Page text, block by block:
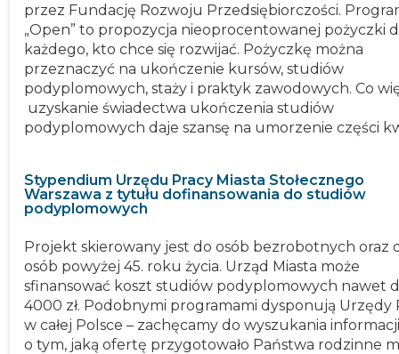
przez Fundację Rozwoju Przedsiębiorczości.
„Open” to propozycja nieoprocentowanej pożyczki
każdego, kto chce się rozwijać. Pożyczkę można
przeznaczyć na ukończenie kursów, studiów
podyplomowych, staży i praktyk zawodowych. Co
uzyskanie świadectwa ukończenia studiów
podyplomowych daje szansę na umorzenie części
Stypendium Urzędu Pracy Miasta Stołecznego
Warszawa z tytułu dofinansowania do studiów
podyplomowych
Projekt skierowany jest do osób bezrobotnych oraz
osób powyżej 45. roku życia. Urząd Miasta może
sfinansować koszt studiów podyplomowych nawet
4000 zł. Podobnymi programami dysponują Urzędy
w całej Polsce – zachęcamy do wyszukania
o tym, jaką ofertę przygotowało Państwa rodzinne